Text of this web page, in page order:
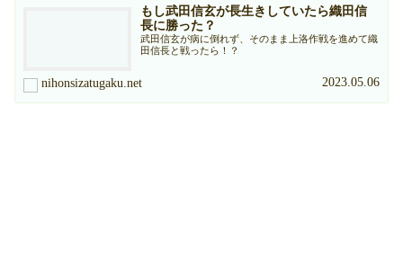
もし武田信玄が長生きしていたら織田信
長に勝った？
武田信玄が病に倒れず、そのまま上洛作戦を進めて織
田信長と戦ったら！？
nihonsizatugaku.net 2023.05.06